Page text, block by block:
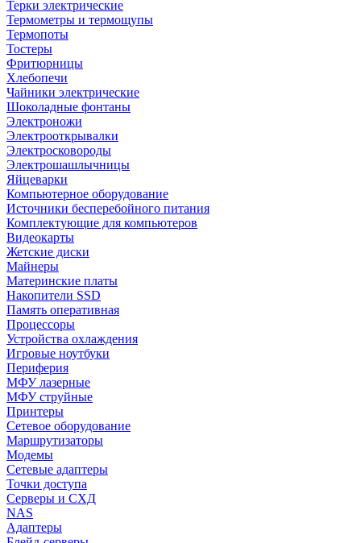
Терки электрические
Термометры и термощупы
Термопоты
Тостеры
Фритюрницы
Хлебопечи
Чайники электрические
Шоколадные фонтаны
Электроножи
Электрооткрывалки
Электросковороды
Электрошашлычницы
Яйцеварки
Компьютерное оборудование
Источники бесперебойного питания
Комплектующие для компьютеров
Видеокарты
Жетские диски
Майнеры
Материнские платы
Накопители SSD
Память оперативная
Процессоры
Устройства охлаждения
Игровые ноутбуки
Периферия
МФУ лазерные
МФУ струйные
Принтеры
Сетевое оборудование
Маршрутизаторы
Модемы
Сетевые адаптеры
Точки доступа
Серверы и СХД
NAS
Адаптеры